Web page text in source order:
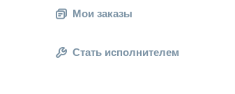
Мои заказы
Стать исполнителем